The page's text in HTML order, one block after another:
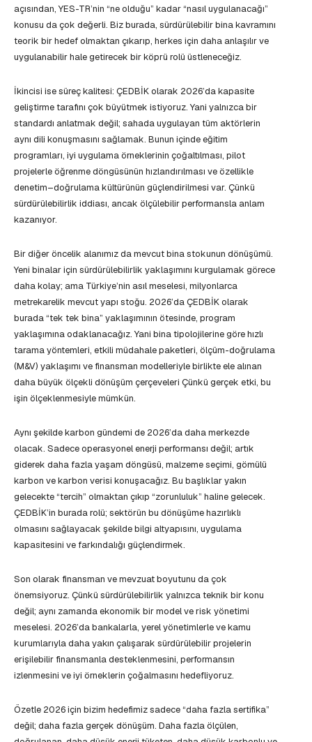
açısından, YES-TR’nin “ne olduğu” kadar “nasıl uygulanacağı”
konusu da çok değerli. Biz burada, sürdürülebilir bina kavramını
teorik bir hedef olmaktan çıkarıp, herkes için daha anlaşılır ve
uygulanabilir hale getirecek bir köprü rolü üstleneceğiz.
İkincisi ise süreç kalitesi: ÇEDBİK olarak 2026’da kapasite
geliştirme tarafını çok büyütmek istiyoruz. Yani yalnızca bir
standardı anlatmak değil; sahada uygulayan tüm aktörlerin
aynı dili konuşmasını sağlamak. Bunun içinde eğitim
programları, iyi uygulama örneklerinin çoğaltılması, pilot
projelerle öğrenme döngüsünün hızlandırılması ve özellikle
denetim–doğrulama kültürünün güçlendirilmesi var. Çünkü
sürdürülebilirlik iddiası, ancak ölçülebilir performansla anlam
kazanıyor.
Bir diğer öncelik alanımız da mevcut bina stokunun dönüşümü.
Yeni binalar için sürdürülebilirlik yaklaşımını kurgulamak görece
daha kolay; ama Türkiye’nin asıl meselesi, milyonlarca
metrekarelik mevcut yapı stoğu. 2026’da ÇEDBİK olarak
burada “tek tek bina” yaklaşımının ötesinde, program
yaklaşımına odaklanacağız. Yani bina tipolojilerine göre hızlı
tarama yöntemleri, etkili müdahale paketleri, ölçüm-doğrulama
(M&V) yaklaşımı ve finansman modelleriyle birlikte ele alınan
daha büyük ölçekli dönüşüm çerçeveleri Çünkü gerçek etki, bu
işin ölçeklenmesiyle mümkün.
Aynı şekilde karbon gündemi de 2026’da daha merkezde
olacak. Sadece operasyonel enerji performansı değil; artık
giderek daha fazla yaşam döngüsü, malzeme seçimi, gömülü
karbon ve karbon verisi konuşacağız. Bu başlıklar yakın
gelecekte “tercih” olmaktan çıkıp “zorunluluk” haline gelecek.
ÇEDBİK’in burada rolü; sektörün bu dönüşüme hazırlıklı
olmasını sağlayacak şekilde bilgi altyapısını, uygulama
kapasitesini ve farkındalığı güçlendirmek.
Son olarak finansman ve mevzuat boyutunu da çok
önemsiyoruz. Çünkü sürdürülebilirlik yalnızca teknik bir konu
değil; aynı zamanda ekonomik bir model ve risk yönetimi
meselesi. 2026’da bankalarla, yerel yönetimlerle ve kamu
kurumlarıyla daha yakın çalışarak sürdürülebilir projelerin
erişilebilir finansmanla desteklenmesini, performansın
izlenmesini ve iyi örneklerin çoğalmasını hedefliyoruz.
Özetle 2026 için bizim hedefimiz sadece “daha fazla sertifika”
değil; daha fazla gerçek dönüşüm. Daha fazla ölçülen,